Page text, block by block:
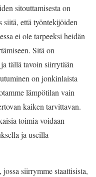
sitouttamisesta on
siitä, että työntekijöiden
ei ole tarpeeksi heidän
Sitä on
tällä tavoin siirrytään
on jonkinlaista
lämpötilan vain
kaiken tarvittavan.
toimia voidaan
ja useilla
siirrymme staattisista,